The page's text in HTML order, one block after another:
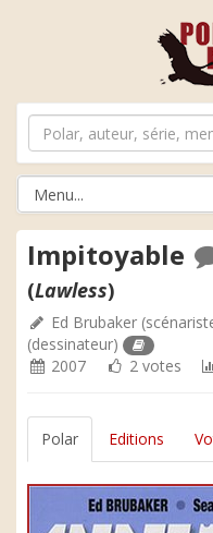
Impitoyable
(Lawless)
Ed Brubaker
(dessinateur)
2007
2 votes
Polar Editions